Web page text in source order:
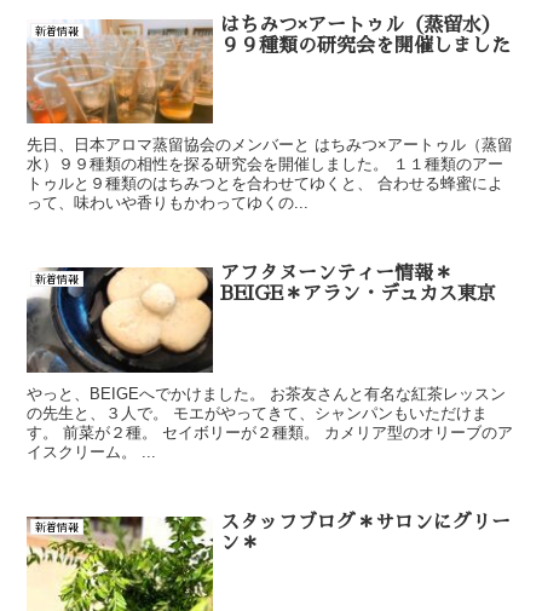
新着情報
はちみつ×アートゥル（蒸留水）
９９種類の研究会を開催しました
先日、日本アロマ蒸留協会のメンバーと はちみつ×アートゥル（蒸留
水）９９種類の相性を探る研究会を開催しました。 １１種類のアー
トゥルと９種類のはちみつとを合わせてゆくと、 合わせる蜂蜜によ
って、味わいや香りもかわってゆくの...
新着情報
アフタヌーンティー情報＊
BEIGE＊アラン・デュカス東京
やっと、BEIGEへでかけました。 お茶友さんと有名な紅茶レッスン
の先生と、３人で。 モエがやってきて、シャンパンもいただけま
す。 前菜が２種。 セイボリーが２種類。 カメリア型のオリーブのア
イスクリーム。 ...
新着情報
スタッフブログ＊サロンにグリー
ン＊